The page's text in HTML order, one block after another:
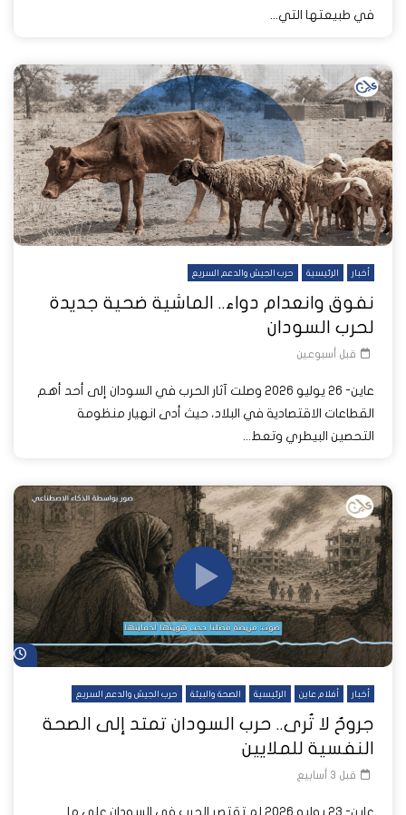
في طبيعتها التي...
أخبار الرئيسية حرب الجيش والدعم السريع
نفوق وانعدام دواء.. الماشية ضحية جديدة
لحرب السودان
قبل أسبوعين
عاين- 26 يوليو 2026 وصلت آثار الحرب في السودان إلى أحد أهم
القطاعات الاقتصادية في البلاد، حيث أدى انهيار منظومة
التحصين البيطري وتعط...
أخبار أفلام عاين الرئيسية الصحة والبيئة حرب الجيش والدعم السريع
جروحٌ لا تُرى.. حرب السودان تمتد إلى الصحة
النفسية للملايين
قبل 3 أسابيع
عاين- 23 يوليو 2026 لم تقتصر الحرب في السودان على ما